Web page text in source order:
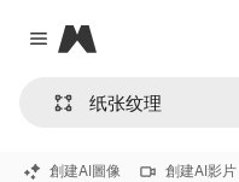
Close menu
Magnific
創建AI圖像 創建AI影片